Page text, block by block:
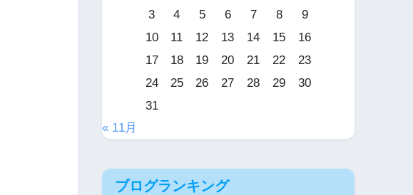
3
4 5 6 7 8
9
10
11 12 13 14 15
16
17
18 19 20 21 22
23
24
25 26 27 28 29
30
31
« 11月
ブログランキング